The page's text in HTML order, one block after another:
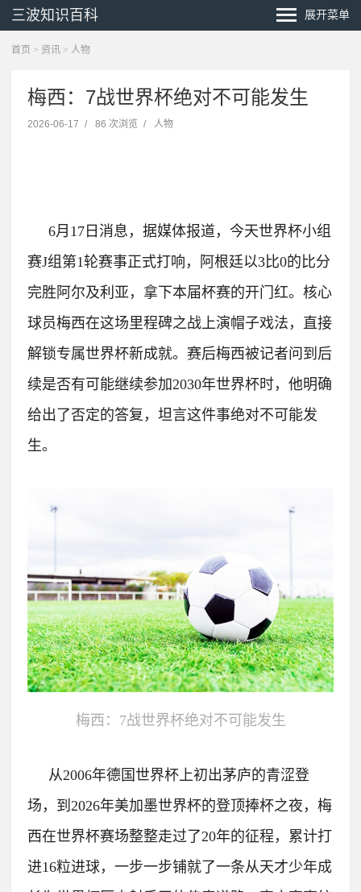
三波知识百科 展开菜单
首页 > 资讯 > 人物
梅西：7战世界杯绝对不可能发生
2026-06-17 / 86 次浏览 / 人物
6月17日消息，据媒体报道，今天世界杯小组
赛J组第1轮赛事正式打响，阿根廷以3比0的比分
完胜阿尔及利亚，拿下本届杯赛的开门红。核心
球员梅西在这场里程碑之战上演帽子戏法，直接
解锁专属世界杯新成就。 赛后梅西被记者问到后
续是否有可能继续参加2030年世界杯时，他明确
给出了否定的答复，坦言这件事绝对不可能发
生。
梅西：7战世界杯绝对不可能发生
从2006年德国世界杯上初出茅庐的青涩登
场，到2026年美加墨世界杯的登顶捧杯之夜，梅
西在世界杯赛场整整走过了20年的征程，累计打
进16粒进球，一步一步铺就了一条从天才少年成